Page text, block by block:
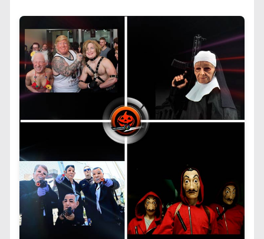
Curiosamente, el fenómeno Morphsuit traspasó
lo festivo para convertirse en un ícono cultural,
apareciendo en: Videos musicales de artistas
como The Weeknd, Eventos deportivos
internacionales y las Protestas políticas en varios
países.
Hoy, lo que empezó como un simple disfraz se ha
transformado en un símbolo de la cultura pop
moderna, reinventando la manera en que
celebramos Halloween y demostrando que a
veces, menos identidad puede generar más
impacto.
Esta impactante propuesta visual combina
elementos únicos como: Palidez cadavérica con
toques azulados, Vestidos de novia victorianos
deteriorados, Flores marchitas o elementos
naturales y Maquillaje de ojos hundidos
Originalmente, el personaje de Emily (la novia
cadáver) fue creado mediante animación stop-
motion. Sin embargo, su transición a disfraz se
popularizó gracias a: La creciente comunidad
gótica en Instagram, los Influencers como Mykie